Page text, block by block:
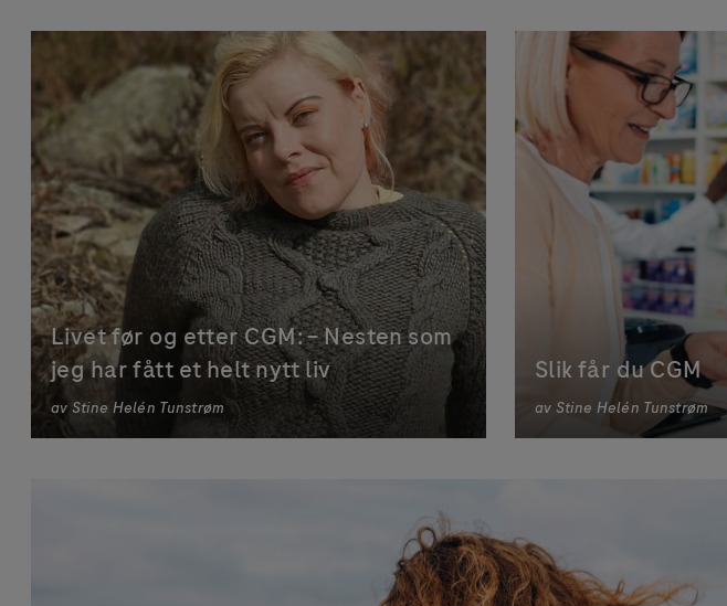
Livet før og etter CGM: – Nesten som
jeg har fått et helt nytt liv
av Stine Helén Tunstrøm
Slik får du CGM
av Stine Helén Tunstrøm